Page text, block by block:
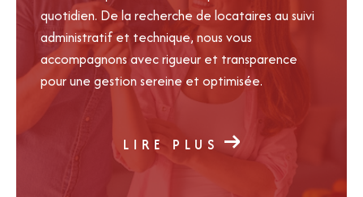
plus rapidement et dans les meilleures conditions.
Contactez IMMOASSOCIÉS GESTION pour
réaliser votre estimation immobilière à Mérignac
et obtenir des conseils personnalisés adaptés à
votre projet.
quotidien. De la recherche de locataires au suivi
administratif et technique, nous vous
accompagnons avec rigueur et transparence
pour une gestion sereine et optimisée.
LIRE PLUS